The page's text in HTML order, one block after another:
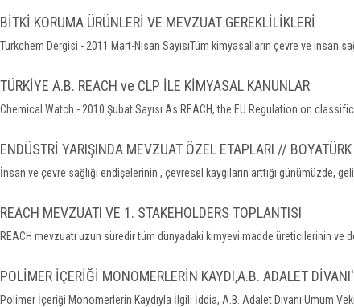
BİTKİ KORUMA ÜRÜNLERİ VE MEVZUAT GEREKLİLİKLERİ
Turkchem Dergisi - 2011 Mart-Nisan SayısıTüm kimyasalların çevre ve insan
TÜRKİYE A.B. REACH ve CLP İLE KİMYASAL KANUNLAR
Chemical Watch - 2010 Şubat Sayısı As REACH, the EU Regulation on
ENDÜSTRİ YARIŞINDA MEVZUAT ÖZEL ETAPLARI //
İnsan ve çevre sağlığı endişelerinin , çevresel kaygıların arttığı günümüzde,
REACH MEVZUATI VE 1. STAKEHOLDERS TOPLANTISI
REACH mevzuatı uzun süredir tüm dünyadaki kimyevi madde üreticilerinin ve
POLİMER İÇERİĞİ MONOMERLERİN KAYDI,A.B. ADALET
Polimer İçeriği Monomerlerin Kaydıyla İlgili İddia, A.B. Adalet Divanı Umum